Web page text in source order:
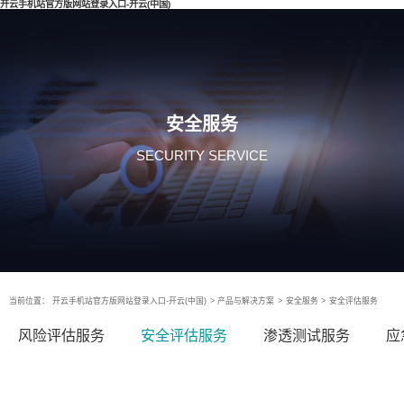
开云手机站官方版网站登录入口-开云(中国)
安全服务
SECURITY SERVICE
当前位置： 开云手机站官方版网站登录入口-开云(中国) > 产品与解决方案 > 安全服务 > 安全评估服务
风险评估服务 安全评估服务 渗透测试服务 应